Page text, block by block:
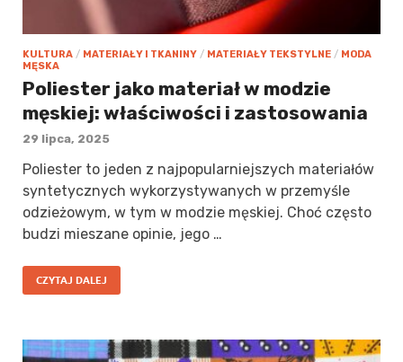
KULTURA / MATERIAŁY I TKANINY / MATERIAŁY TEKSTYLNE / MODA
MĘSKA
Poliester jako materiał w modzie
męskiej: właściwości i zastosowania
29 lipca, 2025
Poliester to jeden z najpopularniejszych materiałów
syntetycznych wykorzystywanych w przemyśle
odzieżowym, w tym w modzie męskiej. Choć często
budzi mieszane opinie, jego …
CZYTAJ DALEJ